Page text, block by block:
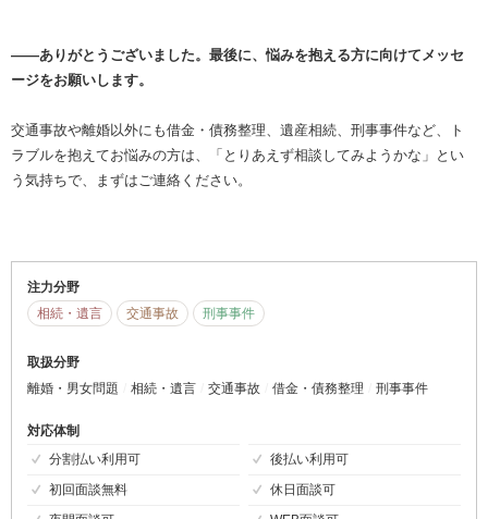
――ありがとうございました。最後に、悩みを抱える方に向けてメッセ
ージをお願いします。
交通事故や離婚以外にも借金・債務整理、遺産相続、刑事事件など、ト
ラブルを抱えてお悩みの方は、「とりあえず相談してみようかな」とい
う気持ちで、まずはご連絡ください。
注力分野
相続・遺言
交通事故 刑事事件
取扱分野
離婚・男女問題
相続・遺言 交通事故 借金・債務整理 刑事事件
対応体制
分割払い利用可
後払い利用可
初回面談無料
休日面談可